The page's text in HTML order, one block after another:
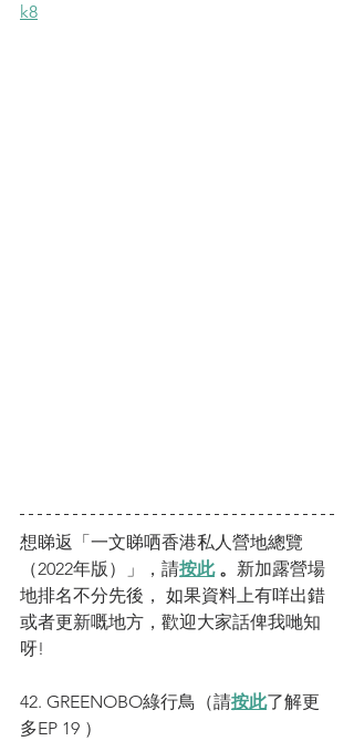
k8
想睇返「一文睇哂香港私人營地總覽
（2022年版）」，請按此 。 新加露營場
地排名不分先後， 如果資料上有咩出錯
或者更新嘅地方，歡迎大家話俾我哋知
呀!
42. GREENOBO綠行鳥（請按此了解更
多EP 19 ）